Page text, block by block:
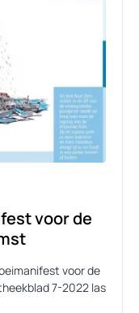
voor de
voor de
7-2022 las